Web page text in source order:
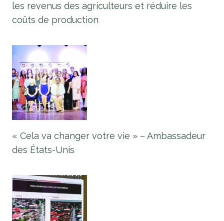
les revenus des agriculteurs et réduire les
coûts de production
« Cela va changer votre vie » – Ambassadeur
des États-Unis